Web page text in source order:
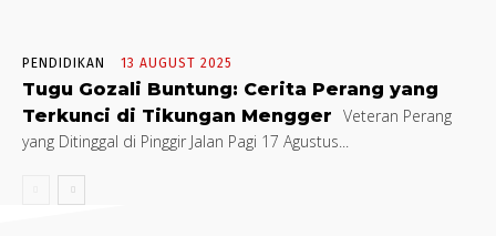
PENDIDIKAN 13 AUGUST 2025
Tugu Gozali Buntung: Cerita Perang yang
Terkunci di Tikungan Mengger Veteran Perang
yang Ditinggal di Pinggir Jalan Pagi 17 Agustus...